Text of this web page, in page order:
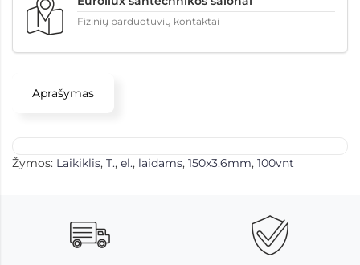
Fizinių parduotuvių kontaktai
Aprašymas
Žymos: Laikiklis, T., el., laidams, 150x3.6mm, 100vnt